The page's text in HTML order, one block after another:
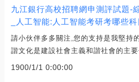
九江銀行高校招聘網申測評試題-
_人工智能:人工智能考研考哪些科
請小伙伴多多關注,您的支持是我堅持
諧文化是建設社會主義和諧社會的主要
1900/1/1 0:00:00